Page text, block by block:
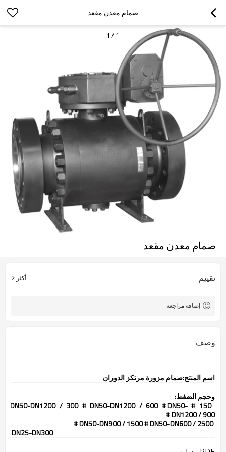
صمام معدن مقعد
1
/
1
صمام معدن مقعد
تقييم أكثر
إضافة مراجعة
وصف
اسم المنتج:صمام مزورة مرتكز الدوران
وحجم الضغط:
150 # DN50-DN1200 / 300 # DN50-DN1200 / 600 # DN50-
DN1200 / 900 #
DN50-DN900 / 1500 # DN50-DN600 / 2500 #
DN25-DN300